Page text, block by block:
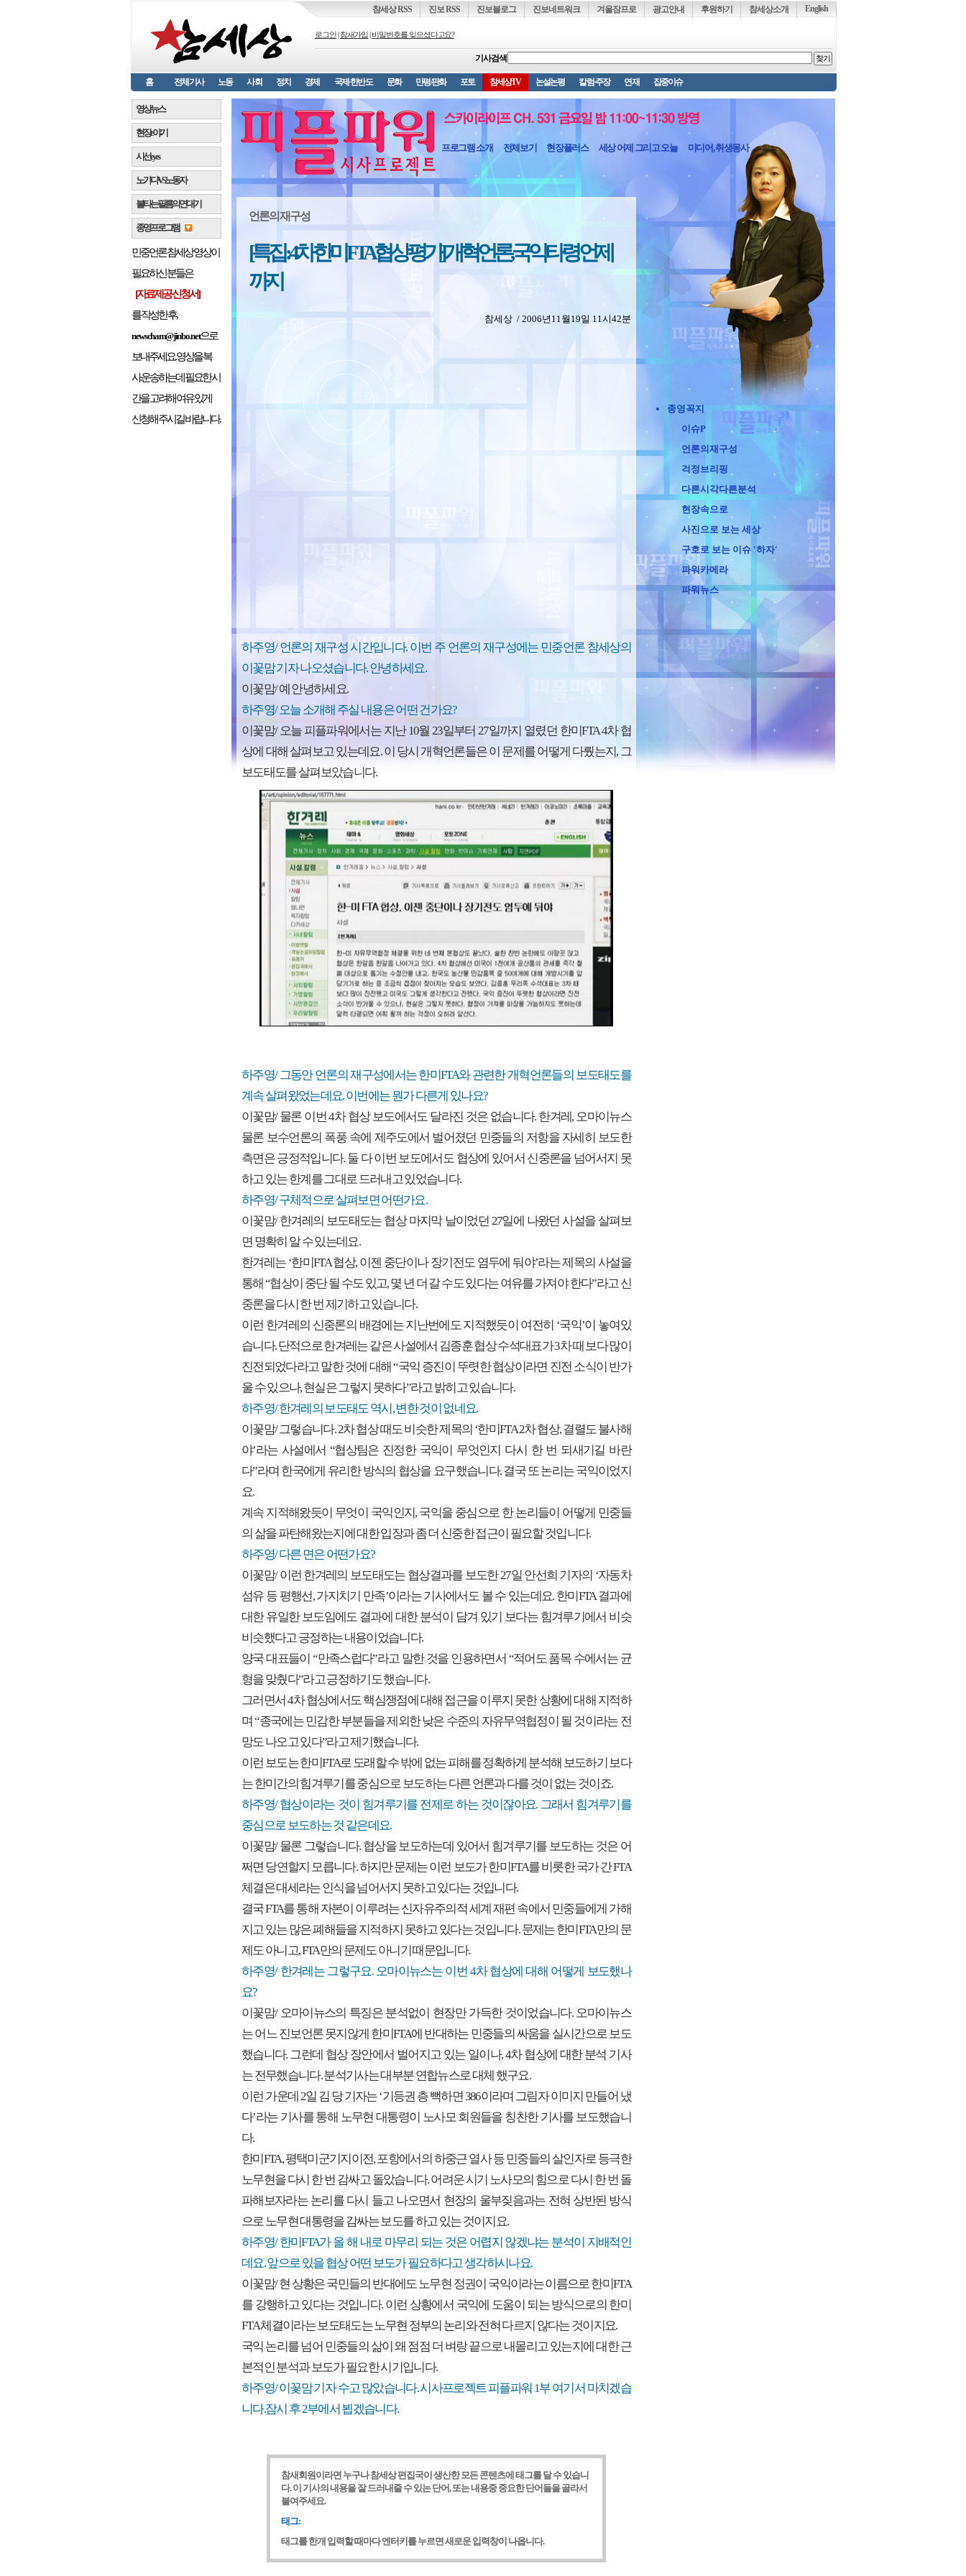
English
참세상소개
후원하기
광고안내
겨울잠프로
진보네트워크
진보블로그
진보 RSS
참세상 RSS
로그인 참새가입 비밀번호를 잊으셨다고요?
기사검색
홈 전체기사 노동 사회 정치 경제 국제·한반도 문화 만평/판화 포토 참세상TV 논설논평 칼럼·주장 연재 집중이슈
언론의 재구성
[특집 : 4차 한미 FTA협상 평가] 개혁언론, 국익타령 언제
까지
참세상 / 2006년11월19일 11시42분
하주영/ 언론의 재구성 시간입니다. 이번 주 언론의 재구성에는 민중언론 참세상의
이꽃맘 기자 나오셨습니다. 안녕하세요.
이꽃맘/ 예 안녕하세요.
하주영/ 오늘 소개해 주실 내용은 어떤 건가요?
이꽃맘/ 오늘 피플파워에서는 지난 10월 23일부터 27일까지 열렸던 한미FTA 4차 협
상에 대해 살펴보고 있는데요. 이 당시 개혁언론들은 이 문제를 어떻게 다뤘는지, 그
보도태도를 살펴보았습니다.
하주영/ 그동안 언론의 재구성에서는 한미FTA와 관련한 개혁언론들의 보도태도를
계속 살펴왔었는데요. 이번에는 뭔가 다른게 있나요?
이꽃맘/ 물론 이번 4차 협상 보도에서도 달라진 것은 없습니다. 한겨레, 오마이뉴스
물론 보수언론의 폭풍 속에 제주도에서 벌어졌던 민중들의 저항을 자세히 보도한
측면은 긍정적입니다. 둘 다 이번 보도에서도 협상에 있어서 신중론을 넘어서지 못
하고 있는 한계를 그대로 드러내고 있었습니다.
하주영/ 구체적으로 살펴보면 어떤가요.
이꽃맘/ 한겨레의 보도태도는 협상 마지막 날이었던 27일에 나왔던 사설을 살펴보
면 명확히 알 수 있는데요.
한겨레는 ‘한미FTA 협상, 이젠 중단이나 장기전도 염두에 둬야’라는 제목의 사설을
통해 “협상이 중단 될 수도 있고, 몇 년 더 갈 수도 있다는 여유를 가져야 한다”라고 신
중론을 다시 한 번 제기하고 있습니다.
이런 한겨레의 신중론의 배경에는 지난번에도 지적했듯이 여전히 ‘국익’이 놓여있
습니다. 단적으로 한겨레는 같은 사설에서 김종훈 협상 수석대표가 3차 때 보다 많이
진전되었다라고 말한 것에 대해 “국익 증진이 뚜렷한 협상이라면 진전 소식이 반가
울 수 있으나, 현실은 그렇지 못하다”라고 밝히고 있습니다.
하주영/ 한겨레의 보도태도 역시, 변한 것이 없네요.
이꽃맘/ 그렇습니다. 2차 협상 때도 비슷한 제목의 ‘한미FTA 2차 협상, 결렬도 불사해
야’라는 사설에서 “협상팀은 진정한 국익이 무엇인지 다시 한 번 되새기길 바란
다”라며 한국에게 유리한 방식의 협상을 요구했습니다. 결국 또 논리는 국익이었지
요.
계속 지적해왔듯이 무엇이 국익인지, 국익을 중심으로 한 논리들이 어떻게 민중들
의 삶을 파탄해왔는지에 대한 입장과 좀 더 신중한 접근이 필요할 것입니다.
하주영/ 다른 면은 어떤가요?
이꽃맘/ 이런 한겨레의 보도태도는 협상결과를 보도한 27일 안선희 기자의 ‘자동차
섬유 등 평행선, 가지치기 만족’이라는 기사에서도 볼 수 있는데요. 한미FTA 결과에
대한 유일한 보도임에도 결과에 대한 분석이 담겨 있기 보다는 힘겨루기에서 비슷
비슷했다고 긍정하는 내용이었습니다.
양국 대표들이 “만족스럽다”라고 말한 것을 인용하면서 “적어도 품목 수에서는 균
형을 맞췄다”라고 긍정하기도 했습니다.
그러면서 4차 협상에서도 핵심쟁점에 대해 접근을 이루지 못한 상황에 대해 지적하
며 “종국에는 민감한 부분들을 제외한 낮은 수준의 자유무역협정이 될 것이라는 전
망도 나오고 있다”라고 제기했습니다.
이런 보도는 한미FTA로 도래할 수 밖에 없는 피해를 정확하게 분석해 보도하기 보다
는 한미간의 힘겨루기를 중심으로 보도하는 다른 언론과 다를 것이 없는 것이죠.
하주영/ 협상이라는 것이 힘겨루기를 전제로 하는 것이잖아요. 그래서 힘겨루기를
중심으로 보도하는 것 같은데요.
이꽃맘/ 물론 그렇습니다. 협상을 보도하는데 있어서 힘겨루기를 보도하는 것은 어
쩌면 당연할지 모릅니다. 하지만 문제는 이런 보도가 한미FTA를 비롯한 국가 간 FTA
체결은 대세라는 인식을 넘어서지 못하고 있다는 것입니다.
결국 FTA를 통해 자본이 이루려는 신자유주의적 세계 재편 속에서 민중들에게 가해
지고 있는 많은 폐해들을 지적하지 못하고 있다는 것입니다. 문제는 한미FTA만의 문
제도 아니고, FTA만의 문제도 아니기 때문입니다.
하주영/ 한겨레는 그렇구요. 오마이뉴스는 이번 4차 협상에 대해 어떻게 보도했나
요?
이꽃맘/ 오마이뉴스의 특징은 분석없이 현장만 가득한 것이었습니다. 오마이뉴스
는 어느 진보언론 못지않게 한미FTA에 반대하는 민중들의 싸움을 실시간으로 보도
했습니다. 그런데 협상 장안에서 벌어지고 있는 일이나, 4차 협상에 대한 분석 기사
는 전무했습니다. 분석기사는 대부분 연합뉴스로 대체 했구요.
이런 가운데 2일 김 당 기자는 ‘기등권 층 뻑하면 386이라며 그림자 이미지 만들어 냈
다’라는 기사를 통해 노무현 대통령이 노사모 회원들을 칭찬한 기사를 보도했습니
다.
한미FTA, 평택미군기지이전, 포항에서의 하중근 열사 등 민중들의 살인자로 등극한
노무현을 다시 한 번 감싸고 돌았습니다. 어려운 시기 노사모의 힘으로 다시 한 번 돌
파해보자라는 논리를 다시 들고 나오면서 현장의 울부짖음과는 전혀 상반된 방식
으로 노무현 대통령을 감싸는 보도를 하고 있는 것이지요.
하주영/ 한미FTA가 올 해 내로 마무리 되는 것은 어렵지 않겠냐는 분석이 지배적인
데요. 앞으로 있을 협상 어떤 보도가 필요하다고 생각하시나요.
이꽃맘/ 현 상황은 국민들의 반대에도 노무현 정권이 국익이라는 이름으로 한미FTA
를 강행하고 있다는 것입니다. 이런 상황에서 국익에 도움이 되는 방식으로의 한미
FTA 체결이라는 보도태도는 노무현 정부의 논리와 전혀 다르지 않다는 것이지요.
국익 논리를 넘어 민중들의 삶이 왜 점점 더 벼랑 끝으로 내몰리고 있는지에 대한 근
본적인 분석과 보도가 필요한 시기입니다.
하주영/ 이꽃맘 기자 수고 많았습니다. 시사프로젝트 피플파워 1부 여기서 마치겠습
니다.잠시 후 2부에서 뵙겠습니다.
참새회원이라면 누구나 참세상 편집국이 생산한 모든 콘텐츠에 태그를 달 수 있습니
다. 이 기사의 내용을 잘 드러내줄 수 있는 단어, 또는 내용중 중요한 단어들을 골라서
붙여주세요.
태그:
태그를 한개 입력할 때마다 엔터키를 누르면 새로운 입력창이 나옵니다.
프로그램 소개 전체보기 현장플러스 세상 어제 그리고 오늘 미디어, 취생몽사
종영꼭지
이슈P
언론의재구성
걱정브리핑
다른시각다른분석
현장속으로
사진으로 보는 세상
구호로 보는 이슈 '하자'
파워카메라
파워뉴스
영상뉴스
현장 e 야기
시선 e y e s
노가다 VS 노동자
불타는 필름의 연대기
종영프로그램
민중언론 참세상 영상이
필요하신 분들은
[자료제공 신청서]
를 작성한 후,
newscham@jinbo.net으로
보내주세요. 영상을 복
사.운송하는데 필요한 시
간을 고려해 여유 있게
신청해 주시길 바랍니다.